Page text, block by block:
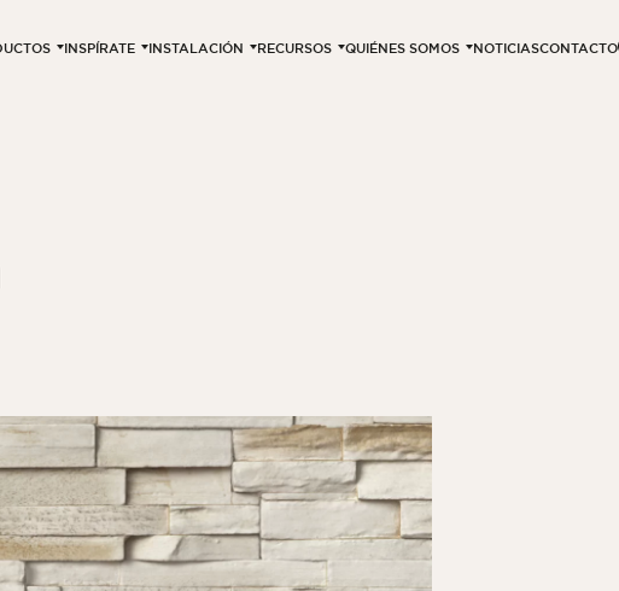
INSPÍRATE INSTALACIÓN RECURSOS QUIÉNES SOMOS NOTICIASCONTACTO